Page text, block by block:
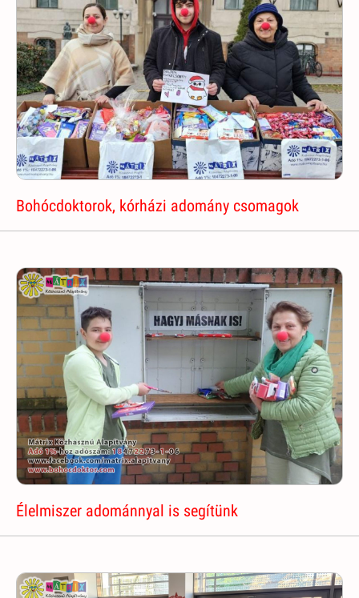
Bohócdoktorok, kórházi adomány csomagok
Élelmiszer adománnyal is segítünk